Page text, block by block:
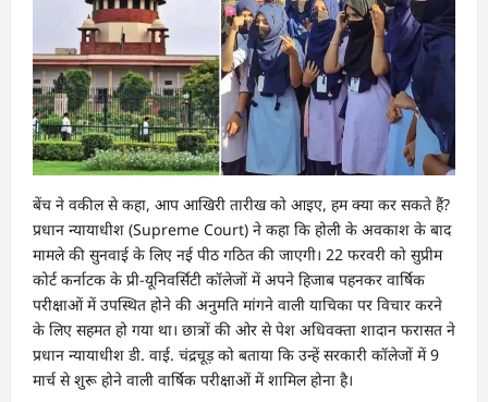
बेंच ने वकील से कहा, आप आखिरी तारीख को आइए, हम क्या कर सकते हैं?
प्रधान न्यायाधीश (Supreme Court) ने कहा कि होली के अवकाश के बाद
मामले की सुनवाई के लिए नई पीठ गठित की जाएगी। 22 फरवरी को सुप्रीम
कोर्ट कर्नाटक के प्री-यूनिवर्सिटी कॉलेजों में अपने हिजाब पहनकर वार्षिक
परीक्षाओं में उपस्थित होने की अनुमति मांगने वाली याचिका पर विचार करने
के लिए सहमत हो गया था। छात्रों की ओर से पेश अधिवक्ता शादान फरासत ने
प्रधान न्यायाधीश डी. वाई. चंद्रचूड़ को बताया कि उन्हें सरकारी कॉलेजों में 9
मार्च से शुरू होने वाली वार्षिक परीक्षाओं में शामिल होना है।